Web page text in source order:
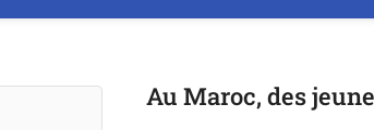
Au Maroc, des